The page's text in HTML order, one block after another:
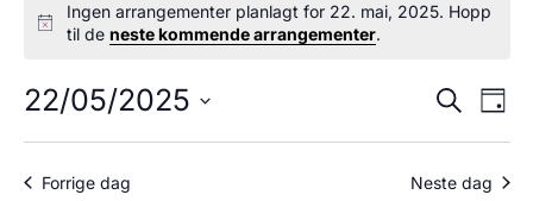
Notice
Ingen arrangementer planlagt for 22. mai, 2025. Hopp
til deneste kommende arrangementer.
Søk Dag
22/05/2025
dato.
Forrige dag Neste dag